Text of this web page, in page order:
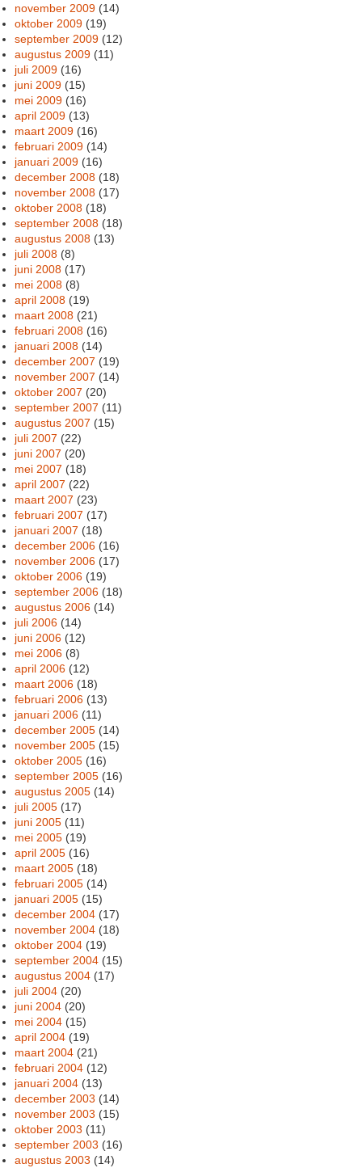
november 2009 (14)
oktober 2009 (19)
september 2009 (12)
augustus 2009 (11)
juli 2009 (16)
juni 2009 (15)
mei 2009 (16)
april 2009 (13)
maart 2009 (16)
februari 2009 (14)
januari 2009 (16)
december 2008 (18)
november 2008 (17)
oktober 2008 (18)
september 2008 (18)
augustus 2008 (13)
juli 2008 (8)
juni 2008 (17)
mei 2008 (8)
april 2008 (19)
maart 2008 (21)
februari 2008 (16)
januari 2008 (14)
december 2007 (19)
november 2007 (14)
oktober 2007 (20)
september 2007 (11)
augustus 2007 (15)
juli 2007 (22)
juni 2007 (20)
mei 2007 (18)
april 2007 (22)
maart 2007 (23)
februari 2007 (17)
januari 2007 (18)
december 2006 (16)
november 2006 (17)
oktober 2006 (19)
september 2006 (18)
augustus 2006 (14)
juli 2006 (14)
juni 2006 (12)
mei 2006 (8)
april 2006 (12)
maart 2006 (18)
februari 2006 (13)
januari 2006 (11)
december 2005 (14)
november 2005 (15)
oktober 2005 (16)
september 2005 (16)
augustus 2005 (14)
juli 2005 (17)
juni 2005 (11)
mei 2005 (19)
april 2005 (16)
maart 2005 (18)
februari 2005 (14)
januari 2005 (15)
december 2004 (17)
november 2004 (18)
oktober 2004 (19)
september 2004 (15)
augustus 2004 (17)
juli 2004 (20)
juni 2004 (20)
mei 2004 (15)
april 2004 (19)
maart 2004 (21)
februari 2004 (12)
januari 2004 (13)
december 2003 (14)
november 2003 (15)
oktober 2003 (11)
september 2003 (16)
augustus 2003 (14)